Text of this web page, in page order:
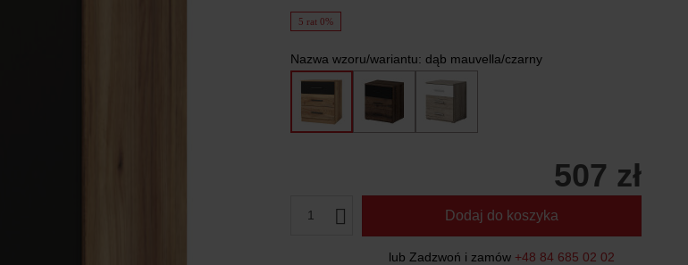
5 rat 0%
Nazwa wzoru/wariantu: dąb mauvella/czarny
507 zł
1 Dodaj do koszyka
lub Zadzwoń i zamów +48 84 685 02 02